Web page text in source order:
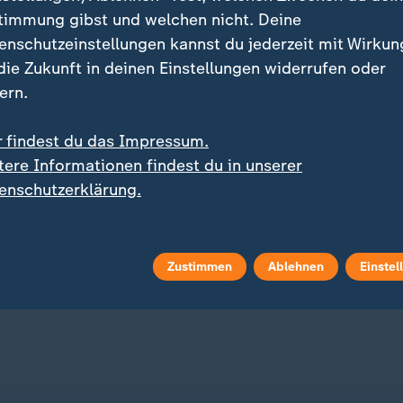
an Regierung
Verbände fordern
und
Oberlandesgericht München
Urteil nach
gibst und welchen nicht. Deine
kannst du jederzeit mit
Zukunft in deinen Einstellungen widerrufen oder
findest du das Impressum.
Informationen findest du in unserer
Zustimmen Ablehnen